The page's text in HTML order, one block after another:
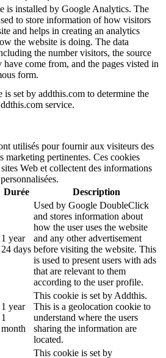
is installed by Google Analytics. The
to store information of how visitors
and helps in creating an analytics
the website is doing. The data
the number visitors, the source
have come from, and the pages visted in
form.
is set by addthis.com to determine the
service.
utilisés pour fournir aux visiteurs des
marketing pertinentes. Ces cookies
Web et collectent des informations
Durée Description
1 year
24 days
Used by Google DoubleClick
and stores information about
how the user uses the website
and any other advertisement
before visiting the website. This
is used to present users with ads
that are relevant to them
according to the user profile.
1 year
1
month
This cookie is set by Addthis.
This is a geolocation cookie to
understand where the users
sharing the information are
located.
This cookie is set by